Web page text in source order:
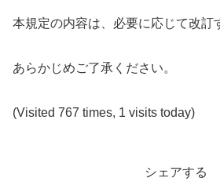
本規定の内容は、必要に応じて改訂
あらかじめご了承ください。
(Visited 767 times, 1 visits today)
シェアする